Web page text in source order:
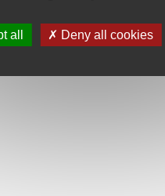
all Deny all cookies